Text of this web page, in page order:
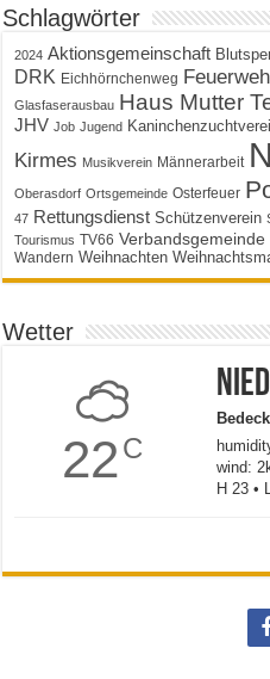
Schlagwörter
2024 Aktionsgemeinschaft
DRK Eichhörnchenweg
Glasfaserausbau Haus Mutter
JHV Job Jugend
Kirmes Musikverein Männerarbeit
Oberasdorf Ortsgemeinde Osterfeuer
47 Rettungsdienst Schützenverein
Tourismus TV66 Verbandsgemeinde
Wandern Weihnachten
Wetter
22C
wind:
H 23 •